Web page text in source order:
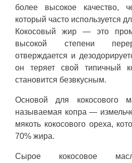
более высокое качество,
который часто используется
Кокосовый жир — это
высокой степени
отверждается и
он теряет свой типичный
становится безвкусным.
Основой для кокосового
называемая копра —
мякоть кокосового ореха,
70% жира.
Сырое кокосовое